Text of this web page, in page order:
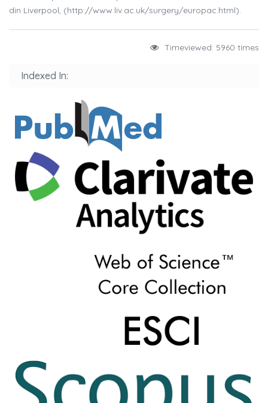
din Liverpool, (http://www.liv.ac.uk/surgery/europac.html).
Timeviewed: 5960 times
Indexed In: